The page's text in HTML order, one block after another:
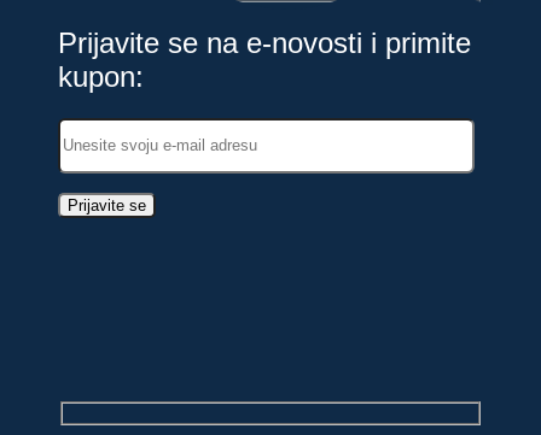
Prijavite se na e-novosti i primite
kupon: